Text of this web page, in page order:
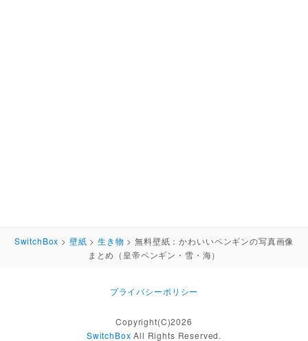
SwitchBox > 壁紙 >生き物 >無料壁紙：かわいいペンギンの写真画像
まとめ（皇帝ペンギン・雪・海）
プライバシーポリシー
Copyright(C)2026
SwitchBox All Rights Reserved.